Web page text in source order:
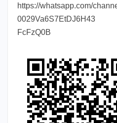
https://whatsapp.com/
0029Va6S7EtDJ6H43
FcFzQ0B